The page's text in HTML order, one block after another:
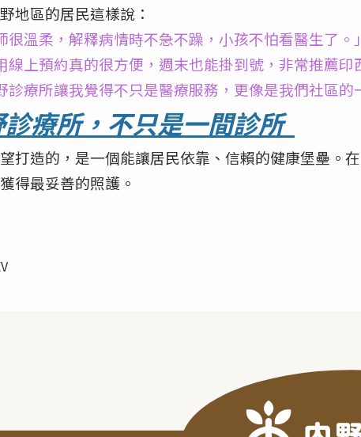
地區的居民這樣說：
很溫柔，解釋病情時不急不躁，小孩不怕看醫生了。
線上預約真的很方便，週末也能掛到號，非常推薦印
診療所讓我覺得不只是醫療服務，更像是我們社區的
診療所，不只是一間診所
打造的，是一個能讓居民依靠、信賴的健康堡壘。
得最妥善的照護。